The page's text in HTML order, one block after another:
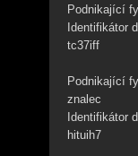
Podnikající
Identifikátor
tc37iff
Podnikající
znalec
Identifikátor
hituih7